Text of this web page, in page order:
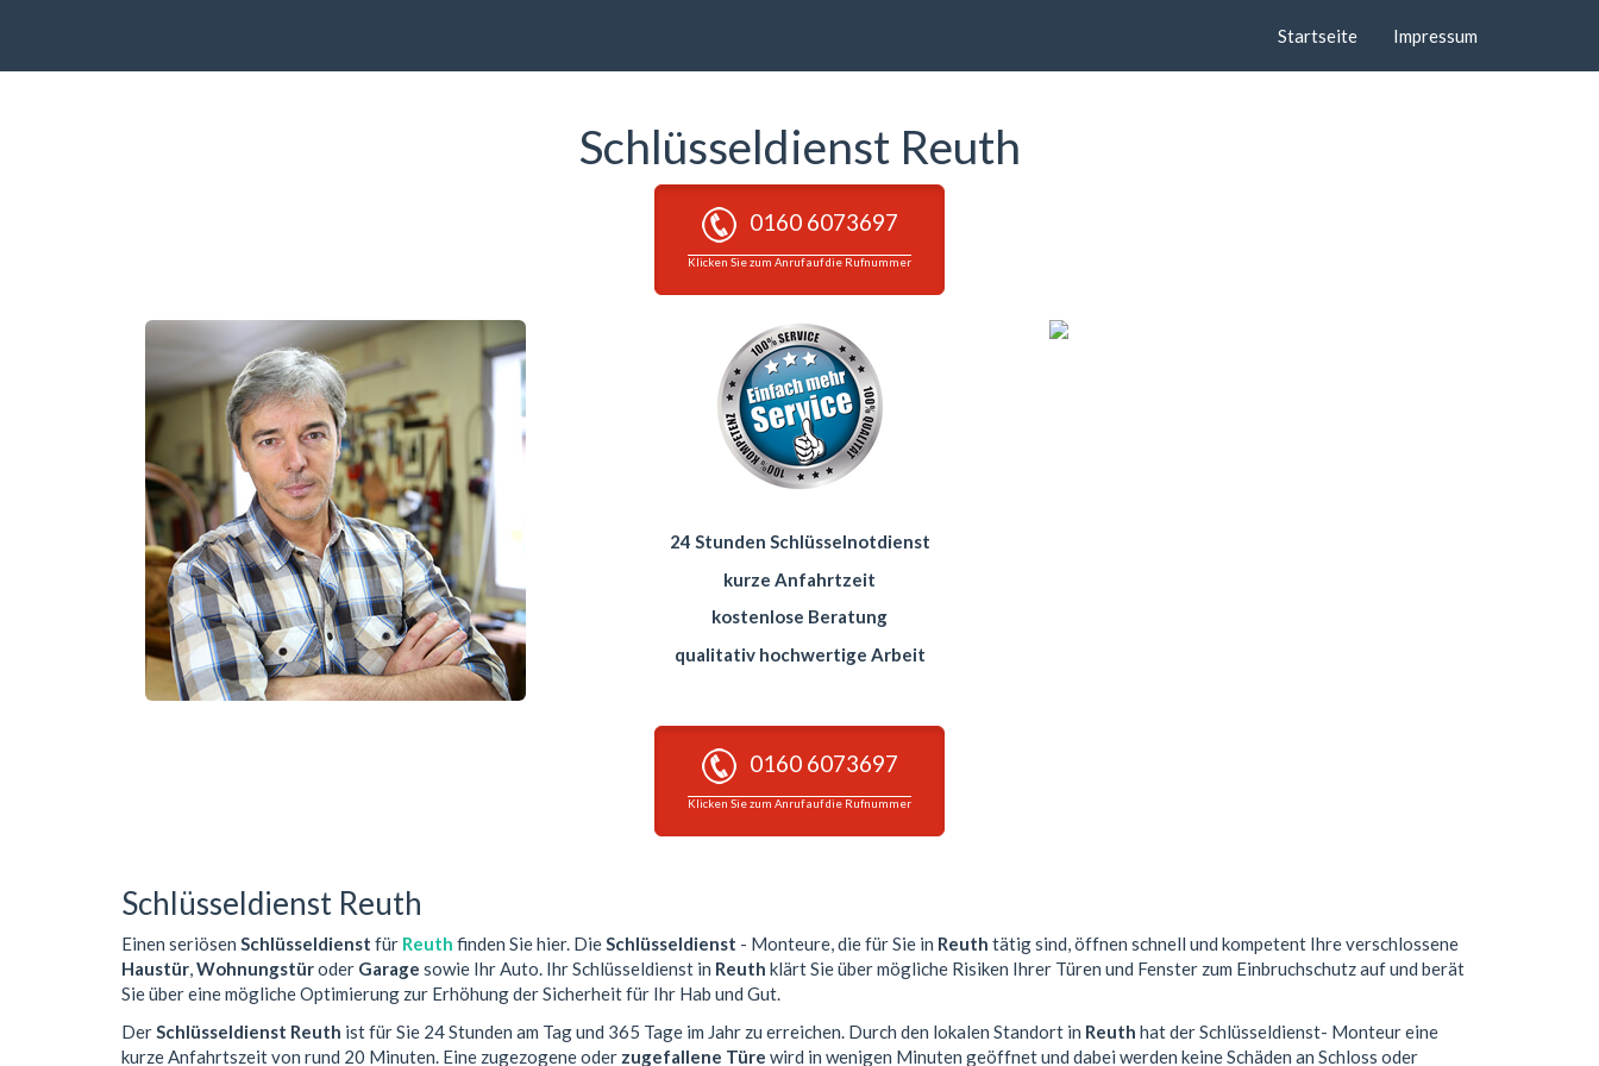
Startseite Impressum
Schlüsseldienst Reuth
0160 6073697
Klicken Sie zum Anruf auf die Rufnummer
24 Stunden Schlüsselnotdienst
kurze Anfahrtzeit
kostenlose Beratung
qualitativ hochwertige Arbeit
0160 6073697
Klicken Sie zum Anruf auf die Rufnummer
Schlüsseldienst Reuth
Einen seriösen Schlüsseldienst für Reuth finden Sie hier. DieSchlüsseldienst - Monteure, die für Sie in Reuth tätig sind, öffnen schnell und kompetent Ihre verschlossene
Haustür,Wohnungstüroder Garage sowie Ihr Auto. Ihr Schlüsseldienst in Reuth klärt Sie über mögliche Risiken Ihrer Türen und Fenster zum Einbruchschutz auf und berät
Sie über eine mögliche Optimierung zur Erhöhung der Sicherheit für Ihr Hab und Gut.
DerSchlüsseldienst Reuth ist für Sie 24 Stunden am Tag und 365 Tage im Jahr zu erreichen. Durch den lokalen Standort in Reuth hat der Schlüsseldienst- Monteur eine
kurze Anfahrtszeit von rund 20 Minuten. Eine zugezogene oder zugefallene Türe wird in wenigen Minuten geöffnet und dabei werden keine Schäden an Schloss oder